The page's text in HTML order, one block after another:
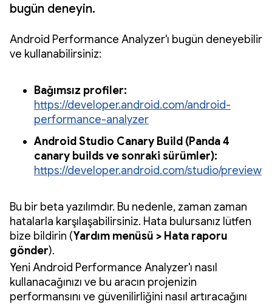
bugün deneyin.
Android Performance Analyzer'ı bugün deneyebilir
ve kullanabilirsiniz:
Bağımsız profiler:
https://developer.android.com/android-
performance-analyzer
Android Studio Canary Build (Panda 4
canary builds ve sonraki sürümler):
https://developer.android.com/studio/preview
Bu bir beta yazılımdır. Bu nedenle, zaman zaman
hatalarla karşılaşabilirsiniz. Hata bulursanız lütfen
bize bildirin (Yardım menüsü > Hata raporu
gönder).
Yeni Android Performance Analyzer'ı nasıl
kullanacağınızı ve bu aracın projenizin
performansını ve güvenilirliğini nasıl artıracağını